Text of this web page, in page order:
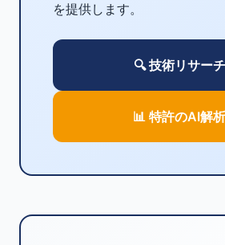
を提供します。
🔍 技術リサーチ
📊 特許のAI解析